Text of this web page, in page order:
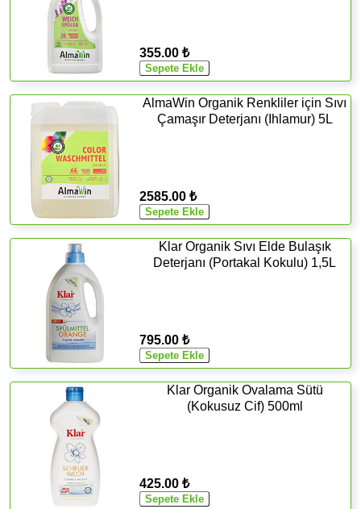
355.00 ₺
AlmaWin Organik Renkliler için Sıvı
Çamaşır Deterjanı (Ihlamur) 5L
2585.00 ₺
Klar Organik Sıvı Elde Bulaşık
Deterjanı (Portakal Kokulu) 1,5L
795.00 ₺
Klar Organik Ovalama Sütü
(Kokusuz Cif) 500ml
425.00 ₺